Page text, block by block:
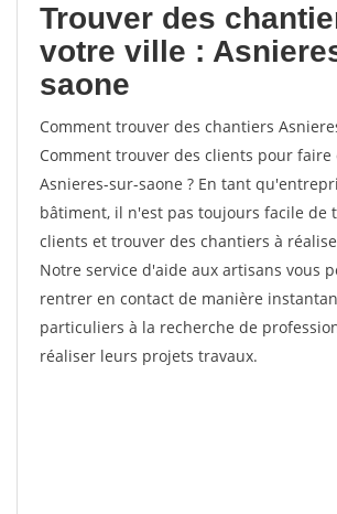
Trouver des
votre ville :
saone
Comment trouver des chantiers
Comment trouver des clients pour faire
Asnieres-sur-saone ? En tant
bâtiment, il n'est pas toujours facile de
clients et trouver des chantiers à
Notre service d'aide aux artisans vous
rentrer en contact de manière
particuliers à la recherche de
réaliser leurs projets travaux.